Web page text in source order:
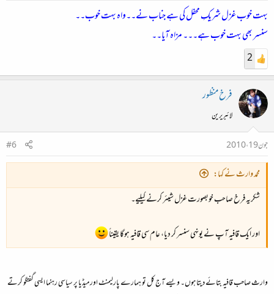
بہت خوب غزل شریکِ محفل کی ہے جناب نے۔۔واہ بہت خوب۔۔
سنسر بھی بہت خوب ہے۔۔۔ مزاہ آیا۔۔
2
فرخ منظور
لائبریرین
جون 19، 2010
#6
محمد وارث نے کہا:
شکریہ فرخ صاحب خوبصورت غزل شیئر کرنے کیلیے۔
اور ایک قافیہ آپ نے یونہی سنسر کر دیا، عام سی قافیہ ہوگا یقیناً
وارث صاحب قافیہ بتائے دیتا ہوں۔ ویسے آج کل تو ہمارے پارلیمنٹ اور میڈیا پر سیاسی رہنما ایسی گفتگو کرتے